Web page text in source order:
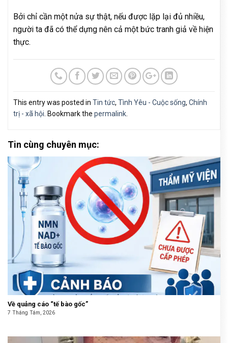
Bởi chỉ cần một nửa sự thật, nếu được lặp lại đủ nhiều,
người ta đã có thể dựng nên cả một bức tranh giả về hiện
thực.
This entry was posted in Tin tức, Tình Yêu - Cuộc sống, Chính
trị - xã hội . Bookmark the permalink
Tin cùng chuyên mục:
Về quảng cáo “tế bào gốc”
7 Tháng Tám, 2026